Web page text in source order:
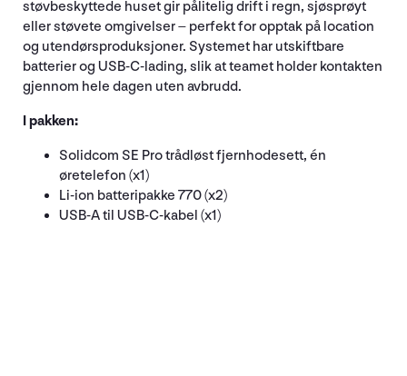
støvbeskyttede huset gir pålitelig drift i regn, sjøsprøyt
eller støvete omgivelser – perfekt for opptak på location
og utendørsproduksjoner. Systemet har utskiftbare
batterier og USB-C-lading, slik at teamet holder kontakten
gjennom hele dagen uten avbrudd.
I pakken:
Solidcom SE Pro trådløst fjernhodesett, én
øretelefon (x1)
Li-ion batteripakke 770 (x2)
USB-A til USB-C-kabel (x1)